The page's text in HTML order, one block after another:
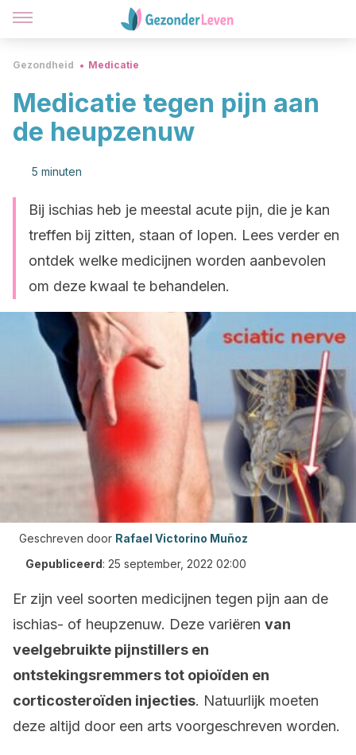
Gezondheid Medicatie
Medicatie tegen pijn aan
de heupzenuw
5 minuten
Bij ischias heb je meestal acute pijn, die je kan
treffen bij zitten, staan of lopen. Lees verder en
ontdek welke medicijnen worden aanbevolen
om deze kwaal te behandelen.
Geschreven door Rafael Victorino Muñoz
Gepubliceerd: 25 september, 2022 02:00
Er zijn veel soorten medicijnen tegen pijn aan de
ischias- of heupzenuw. Deze variëren van
veelgebruikte pijnstillers en
ontstekingsremmers tot opioïden en
corticosteroïden injecties. Natuurlijk moeten
deze altijd door een arts voorgeschreven worden.